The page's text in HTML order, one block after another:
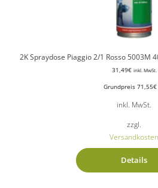
2K Spraydose Piaggio 2/1 Rosso 5003M
31,49€ inkl. MwSt.
Grundpreis 71,55€
inkl. MwSt.
zzgl.
Versandkosten
Details